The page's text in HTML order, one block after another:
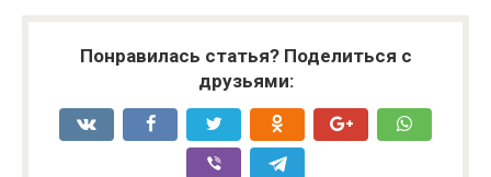
Понравилась статья? Поделиться с
друзьями: